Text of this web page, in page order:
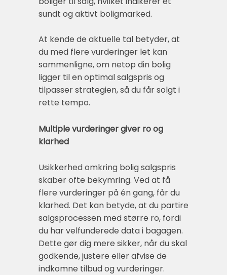
sundt og aktivt boligmarked.
At kende de aktuelle tal betyder, at
du med flere vurderinger let kan
sammenligne, om netop din bolig
ligger til en optimal salgspris og
tilpasser strategien, så du får solgt i
rette tempo.
Multiple vurderinger giver ro og
klarhed
Usikkerhed omkring bolig salgspris
skaber ofte bekymring. Ved at få
flere vurderinger på én gang, får du
klarhed. Det kan betyde, at du partire
salgsprocessen med større ro, fordi
du har velfunderede data i bagagen.
Dette gør dig mere sikker, når du skal
godkende, justere eller afvise de
indkomne tilbud og vurderinger.